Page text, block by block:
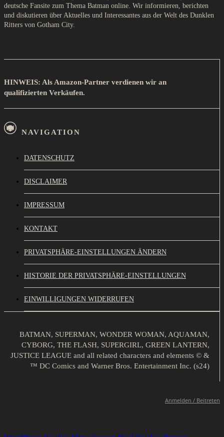
deutsche Fansite zum Thema Batman online. Wir informieren, berichten
und diskutieren über Aktuelles und Interessantes aus der Welt des Dunklen
Ritters von Gotham City.
HINWEIS: Als Amazon-Partner verdienen wir an
qualifizierten Verkäufen.
NAVIGATION
DATENSCHUTZ
DISCLAIMER
IMPRESSUM
KONTAKT
PRIVATSPHÄRE-EINSTELLUNGEN ÄNDERN
HISTORIE DER PRIVATSPHÄRE-EINSTELLUNGEN
EINWILLIGUNGEN WIDERRUFEN
BATMAN, SUPERMAN, WONDER WOMAN, AQUAMAN,
CYBORG, THE FLASH, SUPERGIRL, GREEN LANTERN,
JUSTICE LEAGUE and all related characters and elements © &
™ DC Comics and Warner Bros. Entertainment Inc. (s24)
Anmelden / Beitreten